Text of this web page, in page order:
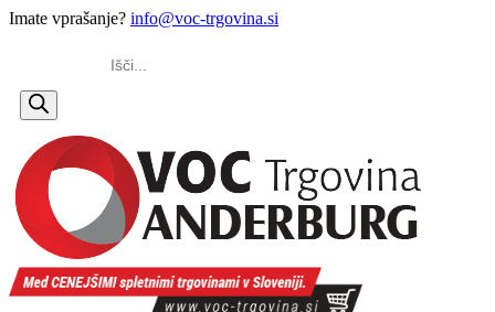
Imate vprašanje? info@voc-trgovina.si